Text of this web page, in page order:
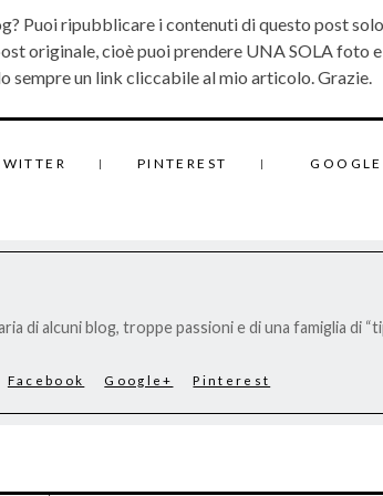
Puoi ripubblicare i contenuti di questo post solo
originale, cioè puoi prendere UNA SOLA foto
un link cliccabile al mio articolo. Grazie.
PINTEREST
di alcuni blog, troppe passioni e di una famiglia di
Facebook Google+ Pinterest